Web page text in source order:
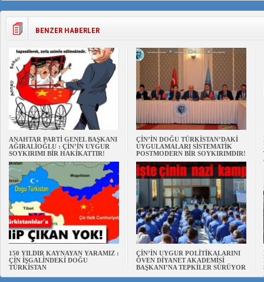
BENZER HABERLER
ANAHTAR PARTİ GENEL BAŞKANI
AĞIRALİOĞLU : ÇİN’İN UYGUR
SOYKIRIMI BİR HAKİKATTIR!
ÇİN’İN DOĞU TÜRKİSTAN’DAKİ
UYGULAMALARI SİSTEMATİK
POSTMODERN BİR SOYKIRIMDIR!
150 YILDIR KAYNAYAN YARAMIZ :
ÇİN İŞGALİNDEKİ DOĞU
TÜRKİSTAN
ÇİN’İN UYGUR POLİTİKALARINI
ÖVEN DİYANET AKADEMİSİ
BAŞKANI’NA TEPKİLER SÜRÜYOR